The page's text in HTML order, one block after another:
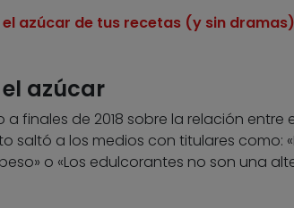
azúcar de tus recetas (y sin dramas)
azúcar
finales de 2018 sobre la relación entre
saltó a los medios con titulares como:
o «Los edulcorantes no son una